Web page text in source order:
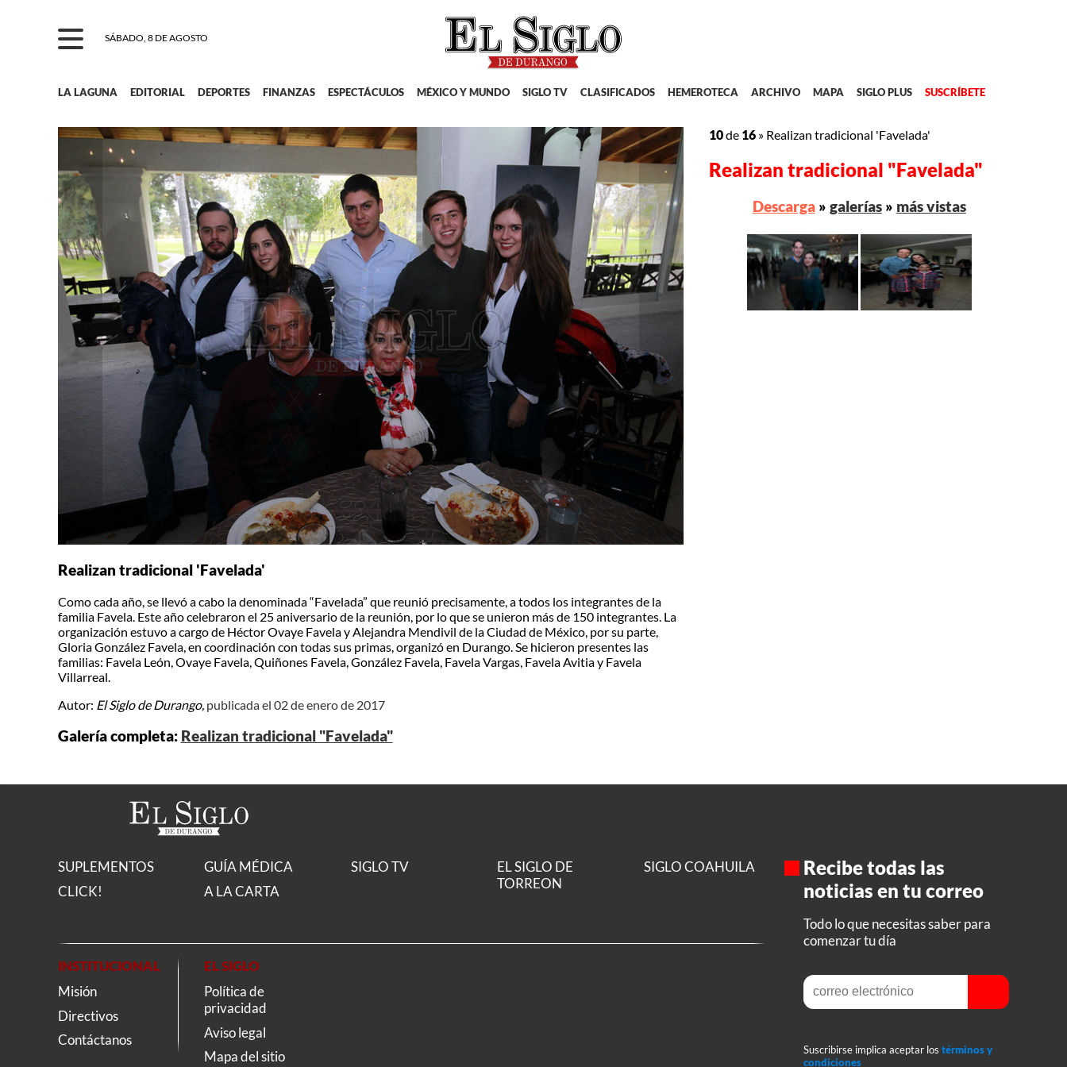
SÁBADO, 8 DE AGOSTO
LA LAGUNA EDITORIAL DEPORTES FINANZAS ESPECTÁCULOS MÉXICO Y MUNDO SIGLO TV CLASIFICADOS HEMEROTECA ARCHIVO MAPA SIGLO PLUS SUSCRÍBETE
Realizan tradicional 'Favelada'
Como cada año, se llevó a cabo la denominada “Favelada” que reunió precisamente, a todos los integrantes de la
familia Favela. Este año celebraron el 25 aniversario de la reunión, por lo que se unieron más de 150 integrantes. La
organización estuvo a cargo de Héctor Ovaye Favela y Alejandra Mendivil de la Ciudad de México, por su parte,
Gloria González Favela, en coordinación con todas sus primas, organizó en Durango. Se hicieron presentes las
familias: Favela León, Ovaye Favela, Quiñones Favela, González Favela, Favela Vargas, Favela Avitia y Favela
Villarreal.
Autor: El Siglo de Durango, publicada el 02 de enero de 2017
Galería completa: Realizan tradicional "Favelada"
10de 16 » Realizan tradicional 'Favelada'
Realizan tradicional "Favelada"
Descarga» galerías» más vistas
SUPLEMENTOS
CLICK!
GUÍA MÉDICA
A LA CARTA
SIGLO TV
EL SIGLO DE
TORREON
SIGLO COAHUILA
INSTITUCIONAL
Misión
Directivos
Contáctanos
EL SIGLO
Política de
privacidad
Aviso legal
Mapa del sitio
Recibe todas las
noticias en tu correo
Todo lo que necesitas saber para
comenzar tu día
Suscribirse implica aceptar los términos y
condiciones